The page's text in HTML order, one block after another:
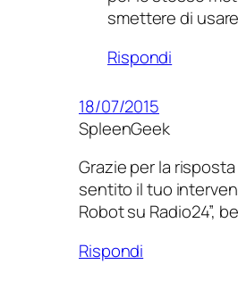
smettere di
Rispondi
18/07/2015
SpleenGeek
Grazie per la
sentito il tuo
Robot su Radio24”,
Rispondi